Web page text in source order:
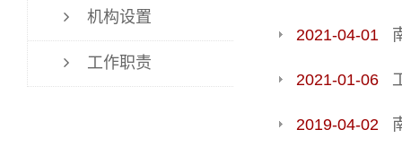
机构设置
工作职责
2021-04-01
2021-01-06
2019-04-02